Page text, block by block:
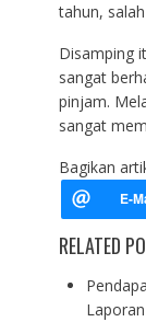
tahun,
Disamping
sangat
pinjam.
sangat
Bagikan
RELATED